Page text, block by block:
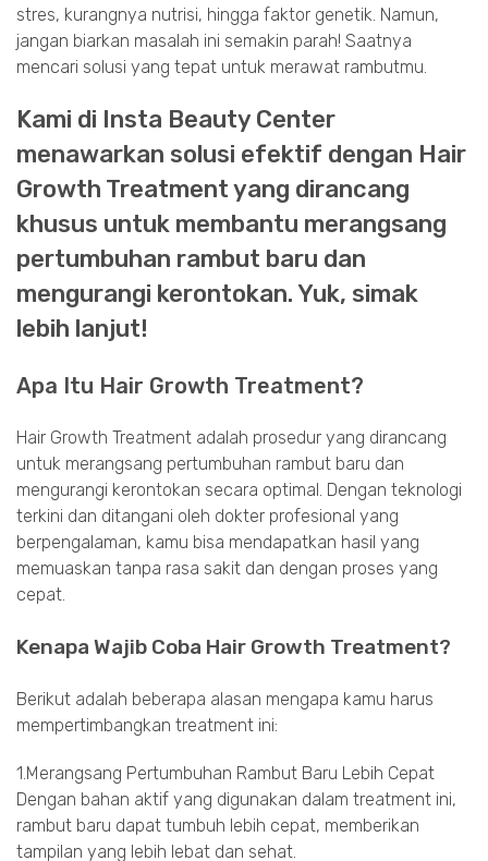
stres, kurangnya nutrisi, hingga faktor genetik. Namun,
jangan biarkan masalah ini semakin parah! Saatnya
mencari solusi yang tepat untuk merawat rambutmu.
Kami di Insta Beauty Center
menawarkan solusi efektif dengan Hair
Growth Treatment yang dirancang
khusus untuk membantu merangsang
pertumbuhan rambut baru dan
mengurangi kerontokan. Yuk, simak
lebih lanjut!
Apa Itu Hair Growth Treatment?
Hair Growth Treatment adalah prosedur yang dirancang
untuk merangsang pertumbuhan rambut baru dan
mengurangi kerontokan secara optimal. Dengan teknologi
terkini dan ditangani oleh dokter profesional yang
berpengalaman, kamu bisa mendapatkan hasil yang
memuaskan tanpa rasa sakit dan dengan proses yang
cepat.
Kenapa Wajib Coba Hair Growth Treatment?
Berikut adalah beberapa alasan mengapa kamu harus
mempertimbangkan treatment ini:
1.Merangsang Pertumbuhan Rambut Baru Lebih Cepat
Dengan bahan aktif yang digunakan dalam treatment ini,
rambut baru dapat tumbuh lebih cepat, memberikan
tampilan yang lebih lebat dan sehat.